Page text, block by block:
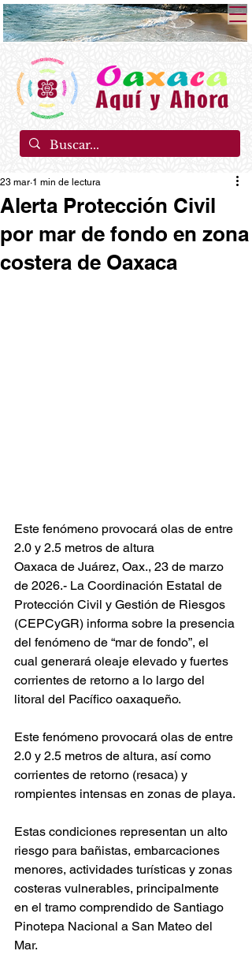
Alerta Protección Civil
por mar de fondo en zona
costera de Oaxaca
23 mar 1 min de lectura
Este fenómeno provocará olas de entre
2.0 y 2.5 metros de altura
Oaxaca de Juárez, Oax., 23 de marzo
de 2026.- La Coordinación Estatal de
Protección Civil y Gestión de Riesgos
(CEPCyGR) informa sobre la presencia
del fenómeno de “mar de fondo”, el
cual generará oleaje elevado y fuertes
corrientes de retorno a lo largo del
litoral del Pacífico oaxaqueño.
Este fenómeno provocará olas de entre
2.0 y 2.5 metros de altura, así como
corrientes de retorno (resaca) y
rompientes intensas en zonas de playa.
Estas condiciones representan un alto
riesgo para bañistas, embarcaciones
menores, actividades turísticas y zonas
costeras vulnerables, principalmente
en el tramo comprendido de Santiago
Pinotepa Nacional a San Mateo del
Mar.